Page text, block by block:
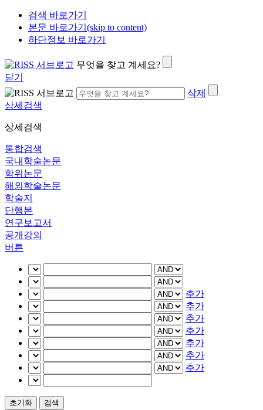
검색 바로가기
본문 바로가기(skip to content)
하단정보 바로가기
무엇을 찾고 계세요?
닫기
삭제
상세검색
상세검색
통합검색
국내학술논문
학위논문
해외학술논문
학술지
단행본
연구보고서
공개강의
버튼
추가
추가
추가
추가
추가
추가
추가